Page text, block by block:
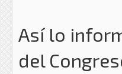
Así lo
del